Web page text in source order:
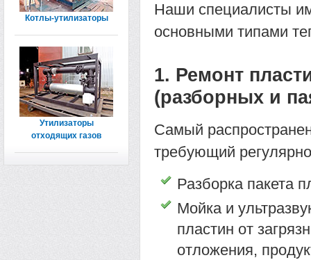
Наши специалисты
основными типами
1. Ремонт
(разборных и
Самый
требующий
Разборка пакета
Мойка и
пластин от
отложения,
Котлы-утилизаторы
Утилизаторы
отходящих газов